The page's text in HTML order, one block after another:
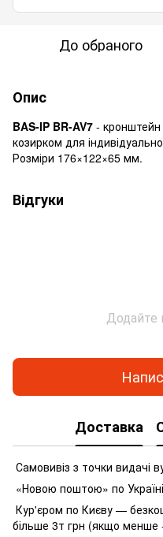
До обраного
Опис
BAS-IP BR-AV7 -
козирком для
Розміри 176×122×65 мм.
Відгуки
Додайте
Доставка
Самовивіз з точки видачі
«Новою поштою» по
Кур'єром по Києву —
більше 3т грн (якщо менше